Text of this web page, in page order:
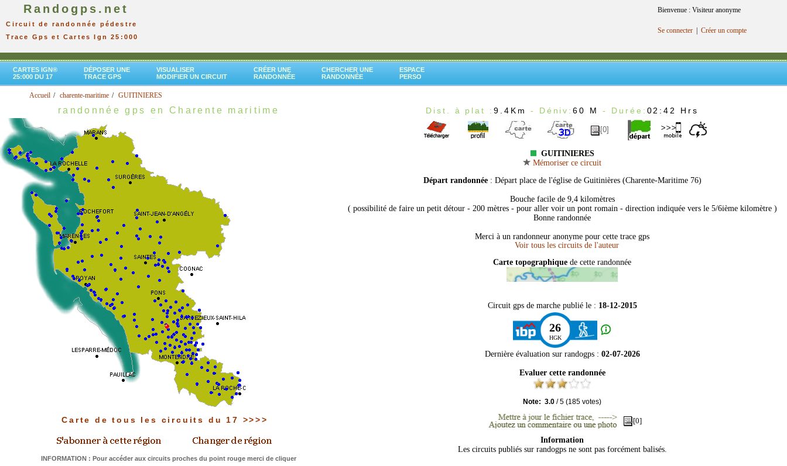
Randogps.net
Circuit de randonnée pédestre
Trace Gps et Cartes Ign 25:000
Bienvenue : Visiteur anonyme
Se connecter Créer un compte
CARTES IGN®
25:000 DU 17
DÉPOSER UNE
TRACE GPS
VISUALISER
MODIFIER UN CIRCUIT
CRÉER UNE
RANDONNÉE
CHERCHER UNE
RANDONNÉE
ESPACE
PERSO
Accueil charente-maritime GUITINIERES
randonnée gps en Charente maritime
Carte de tous les circuits du 17 >>>>
INFORMATION : Pour accéder aux circuits proches du point rouge merci de cliquer
Dist. à plat :9.4Km - Déniv:60 M- Durée: 02:42 Hrs
[0]
GUITINIERES
Mémoriser ce circuit
Départ randonnée : Départ place de l'église de Guitinières (Charente-Maritime 76)
Bouche facile de 9,4 kilomètres
( possibilité de faire un petit détour - 200 mètres - pour aller voir un pont romain - direction indiquée vers le 5/6ième kilomètre )
Bonne randonnée
Merci à un randonneur anonyme pour cette trace gps
Carte topographique de cette randonnée
Circuit gps de marche publié le : 18-12-2015
26
HGK
Dernière évaluation sur randogps : 02-07-2026
Evaluer cette randonnée
Note: 3.0 /5 (185 votes)
[0]
Information
Les circuits publiés sur randogps ne sont pas forcément balisés.